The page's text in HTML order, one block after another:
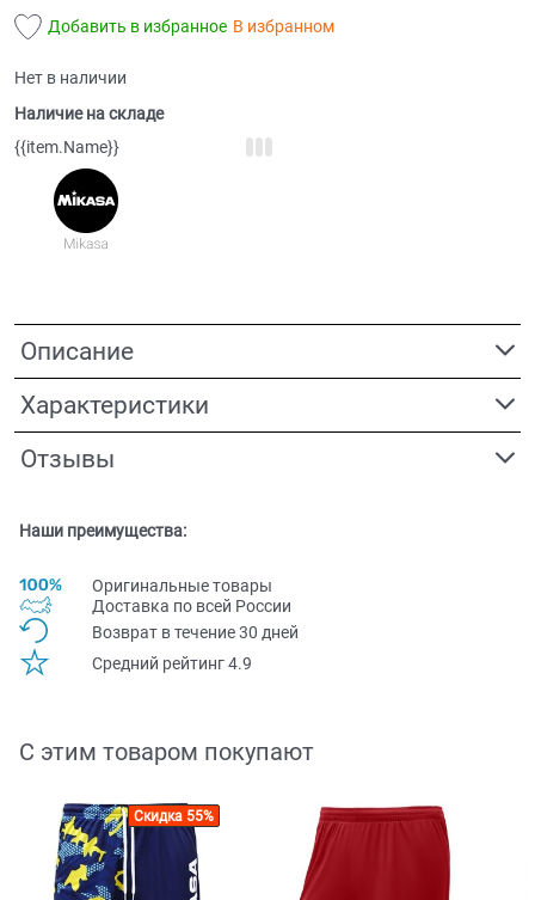
Добавить в избранное В избранном
Нет в наличии
Наличие на складе
{{item.Name}}
Описание
Характеристики
Отзывы
Наши преимущества:
Оригинальные товары
Доставка по всей Pоссии
Возврат в течение 30 дней
Средний рейтинг 4.9
С этим товаром покупают
Скидка 55%